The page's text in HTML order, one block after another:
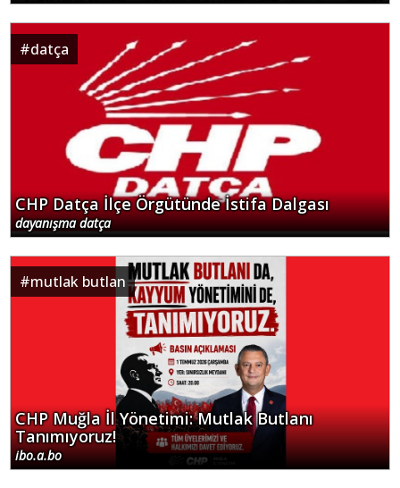
#datça
CHP Datça İlçe Örgütünde İstifa Dalgası
dayanışma datça
#mutlak butlan
CHP Muğla İl Yönetimi: Mutlak Butlanı
Tanımıyoruz!
ibo.a.bo